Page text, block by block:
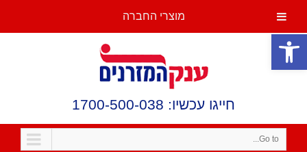
פתח סרגל נגישות
חייגו עכשיו: 1700-500-038
Go to...
מוצרי החברה